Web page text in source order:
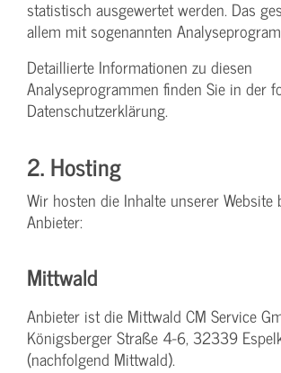
statistisch ausgewertet werden. Das
allem mit sogenannten
Detaillierte Informationen zu diesen
Analyseprogrammen finden Sie in der
Datenschutzerklärung.
2. Hosting
Wir hosten die Inhalte unserer Website
Anbieter:
Mittwald
Anbieter ist die Mittwald CM Service
Königsberger Straße 4-6, 32339
(nachfolgend Mittwald).